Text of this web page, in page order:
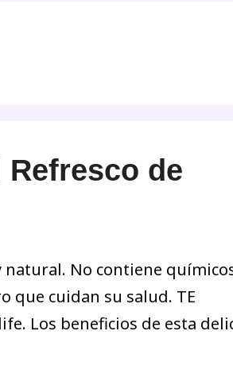
Refresco de
No contiene
que cuidan su salud. TE
Los beneficios de esta